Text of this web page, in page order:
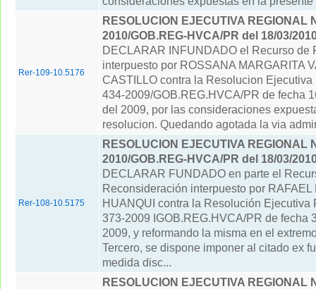
Rer-109-10.5176
RESOLUCION EJECUTIVA REGIONAL
2010/GOB.REG-HVCA/PR del 18/03/
DECLARAR INFUNDADO el Recurso de
interpuesto por ROSSANA MARGARITA
CASTILLO contra la Resolucion Ejecutiva
434-2009/GOB.REG.HVCA/PR de fecha
del 2009, por las consideraciones
resolucion. Quedando agotada la via
Rer-108-10.5175
RESOLUCION EJECUTIVA REGIONAL
2010/GOB.REG-HVCA/PR del 18/03/
DECLARAR FUNDADO en parte el
Reconsideración interpuesto por
HUANQUI contra la Resolución Ejecutiva
373-2009 IGOB.REG.HVCA/PR de fecha
2009, y reformando la misma en el
Tercero, se dispone imponer al citado ex
medida disc...
RESOLUCION EJECUTIVA REGIONAL